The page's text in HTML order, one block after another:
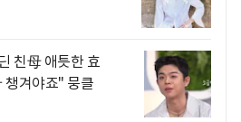
친母 애틋한 효
챙겨야죠" 뭉클